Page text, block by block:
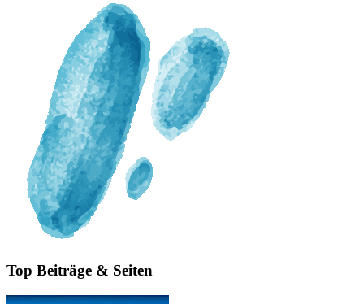
Top Beiträge & Seiten